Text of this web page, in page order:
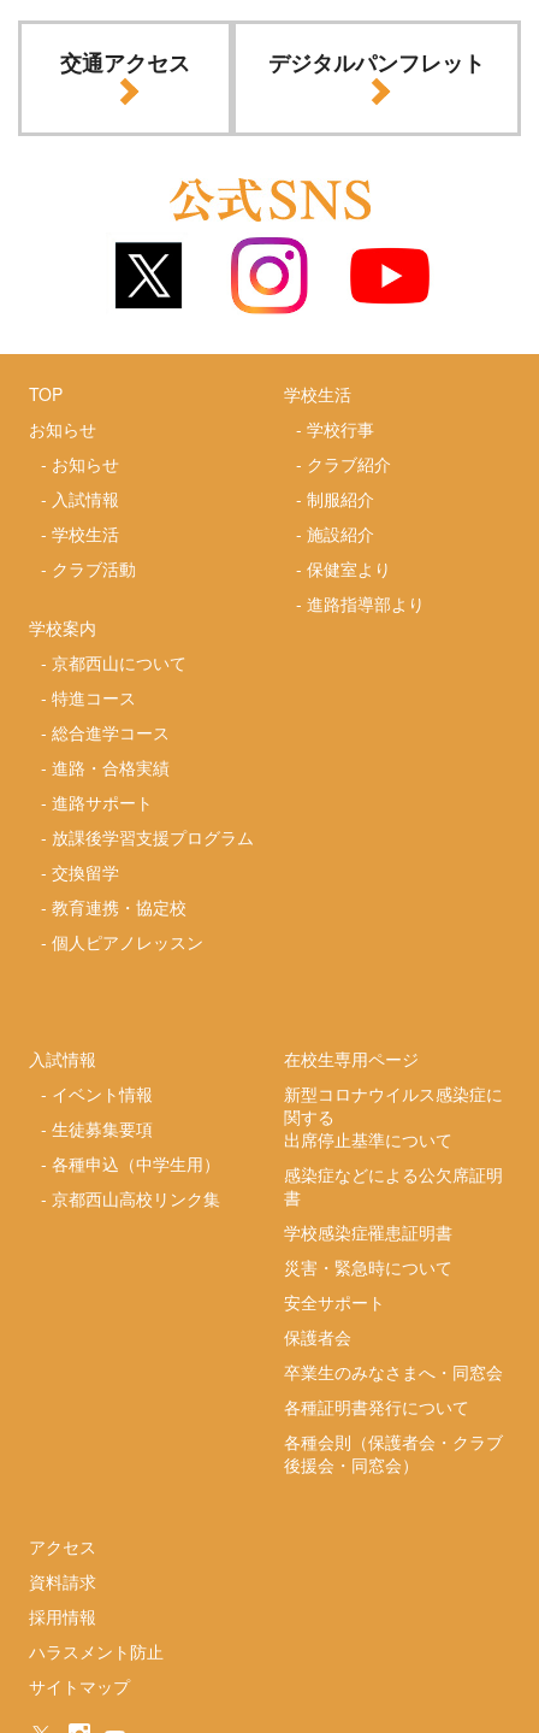
交通アクセス デジタルパンフレット
TOP
お知らせ
- お知らせ
- 入試情報
-学校生活
- クラブ活動
学校案内
-京都西山について
-特進コース
-総合進学コース
-進路・合格実績
-進路サポート
- 放課後学習支援プログラム
-交換留学
-教育連携・協定校
-個人ピアノレッスン
学校生活
-学校行事
- クラブ紹介
-制服紹介
-施設紹介
-保健室より
-進路指導部より
入試情報
- イベント情報
-生徒募集要項
-各種申込（中学生用）
-京都西山高校リンク集
在校生専用ページ
新型コロナウイルス感染症に
関する
出席停止基準について
感染症などによる公欠席証明
書
学校感染症罹患証明書
災害・緊急時について
安全サポート
保護者会
卒業生のみなさまへ・同窓会
各種証明書発行について
各種会則（保護者会・クラブ
後援会・同窓会）
アクセス
資料請求
採用情報
ハラスメント防止
サイトマップ